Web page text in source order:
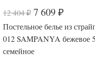
12 404₽ 7 609 ₽
Постельное белье из
012 SAMPANYA бежевое
семейное